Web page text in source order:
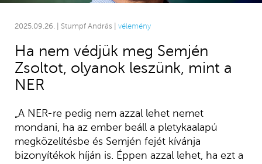
2025.09.26. | Stumpf András | vélemény
Ha nem védjük meg Semjén
Zsoltot, olyanok leszünk, mint a
NER
„A NER-re pedig nem azzal lehet nemet
mondani, ha az ember beáll a pletykaalapú
megközelítésbe és Semjén fejét kívánja
bizonyítékok híján is. Éppen azzal lehet, ha ezt a